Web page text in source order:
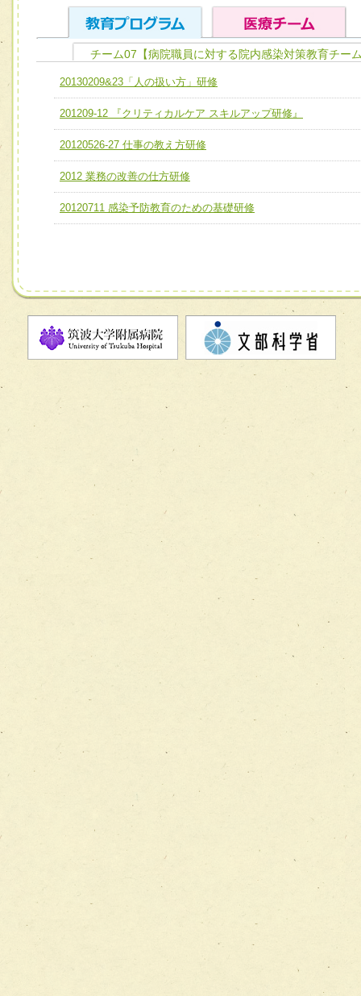
ユニット１ 医療人としての基礎能力
全人的医療を実践する医療人として、必要な基礎能力を身
ける
ユニット２ チーム医療構成力
必要に応じて柔軟に医療チームを組織し、強調できる
ユニット３ 多職種連携力
他職種の視点とスキルを学び、相互理解と連携を深める
チーム01【病院内横断的問題解決チーム】
チーム02【地域医療連携推進による高度医療を必要とする
宅患者等支援チーム】
チーム03【癌患者服薬サポートチーム】
チーム04【口腔ケアチーム】
チーム07【病院職員に対する院内感染対策教育チーム】
チーム08【地域関係機関と連携した小児リハビリテーショ
チーム】
チーム09【術前から始める周術期リハビリテーションチー
チーム10【包括的リハビリテーションコンサルテーション
チーム07【病院職員に対する院内感染対策教育チー
20130209&23「人の扱い方」研修
201209-12 『クリティカルケア スキルアップ研修』
20120526-27 仕事の教え方研修
2012 業務の改善の仕方研修
20120711 感染予防教育のための基礎研修